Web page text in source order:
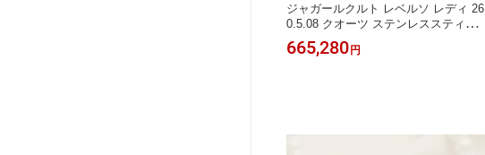
ジャガールクルト レベルソ レディ 26
0.5.08 クオーツ ステンレススティー
ル イエローゴールド レディース JAE
GER-LECOULTRE 【中古】 【時計】
665,280円